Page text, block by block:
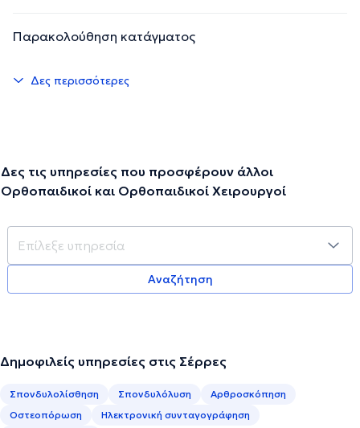
Παρακολούθηση κατάγματος
Δες περισσότερες
Δες τις υπηρεσίες που προσφέρουν άλλοι
Ορθοπαιδικοί και Ορθοπαιδικοί Χειρουργοί
Αναζήτηση
Δημοφιλείς υπηρεσίες στις Σέρρες
Σπονδυλολίσθηση Σπονδυλόλυση
Αρθροσκόπηση
Οστεοπόρωση
Ηλεκτρονική συνταγογράφηση